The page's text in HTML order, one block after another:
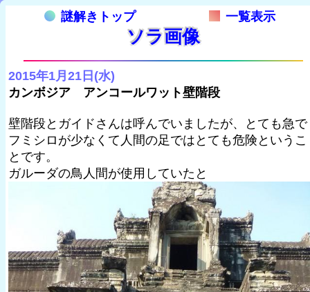
謎解きトップ 一覧表示
ソラ画像
2015年1月21日(水)
カンボジア アンコールワット壁階段
壁階段とガイドさんは呼んでいましたが、とても急で
フミシロが少なくて人間の足ではとても危険というこ
とです。
ガルーダの鳥人間が使用していたと